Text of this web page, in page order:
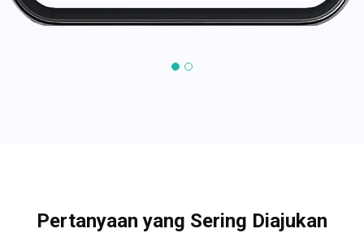
Pertanyaan yang Sering Diajukan